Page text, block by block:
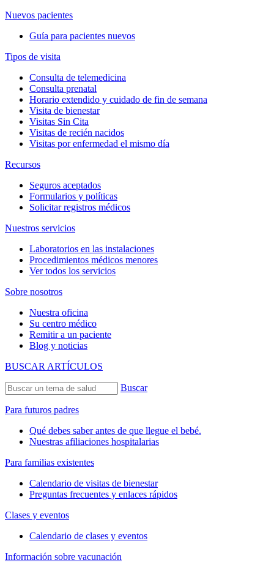
Nuevos pacientes
Guía para pacientes nuevos
Tipos de visita
Consulta de telemedicina
Consulta prenatal
Horario extendido y cuidado de fin de semana
Visita de bienestar
Visitas Sin Cita
Visitas de recién nacidos
Visitas por enfermedad el mismo día
Recursos
Seguros aceptados
Formularios y políticas
Solicitar registros médicos
Nuestros servicios
Laboratorios en las instalaciones
Procedimientos médicos menores
Ver todos los servicios
Sobre nosotros
Nuestra oficina
Su centro médico
Remitir a un paciente
Blog y noticias
BUSCAR ARTÍCULOS
Buscar
Para futuros padres
Qué debes saber antes de que llegue el bebé.
Nuestras afiliaciones hospitalarias
Para familias existentes
Calendario de visitas de bienestar
Preguntas frecuentes y enlaces rápidos
Clases y eventos
Calendario de clases y eventos
Información sobre vacunación